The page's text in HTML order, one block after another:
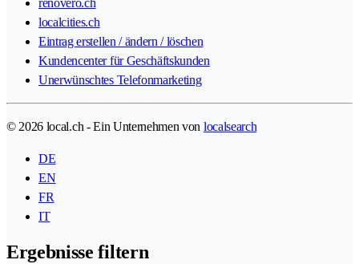
renovero.ch
localcities.ch
Eintrag erstellen / ändern / löschen
Kundencenter für Geschäftskunden
Unerwünschtes Telefonmarketing
© 2026 local.ch - Ein Unternehmen von localsearch
DE
EN
FR
IT
Ergebnisse filtern